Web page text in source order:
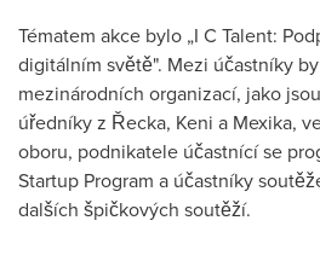
Tématem akce bylo „I C Talent:
digitálním světě". Mezi účastníky
mezinárodních organizací, jako
úředníky z Řecka, Keni a Mexika,
oboru, podnikatele účastnící se
Startup Program a účastníky
dalších špičkových soutěží.